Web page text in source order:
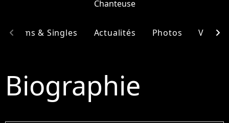
Chanteuse
Albums & Singles Actualités Photos Vidéos
chevron_left chevron_right
Biographie